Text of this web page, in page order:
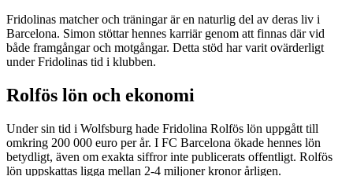
Fridolinas matcher och träningar är en naturlig del av deras liv i
Barcelona. Simon stöttar hennes karriär genom att finnas där vid
både framgångar och motgångar. Detta stöd har varit ovärderligt
under Fridolinas tid i klubben.
Rolfös lön och ekonomi
Under sin tid i Wolfsburg hade Fridolina Rolfös lön uppgått till
omkring 200 000 euro per år. I FC Barcelona ökade hennes lön
betydligt, även om exakta siffror inte publicerats offentligt. Rolfös
lön uppskattas ligga mellan 2-4 miljoner kronor årligen.